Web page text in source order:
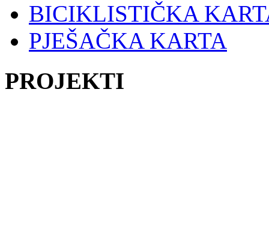
BICIKLISTIČKA
PJEŠAČKA KARTA
PROJEKTI